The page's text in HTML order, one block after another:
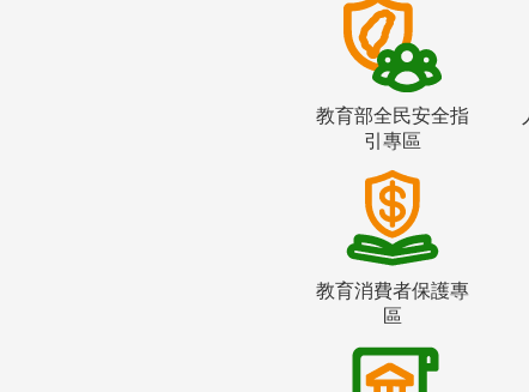
教育部全民安全指
引專區
教育消費者保護專
區